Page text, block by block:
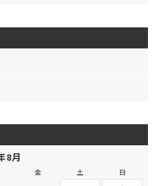
8月
金 土 日